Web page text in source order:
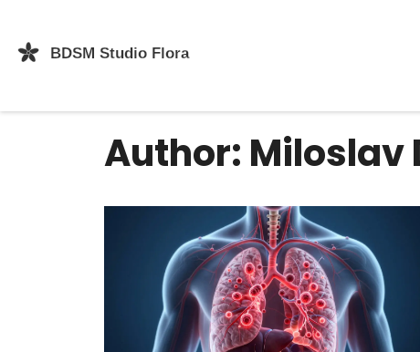
Author: Miloslav